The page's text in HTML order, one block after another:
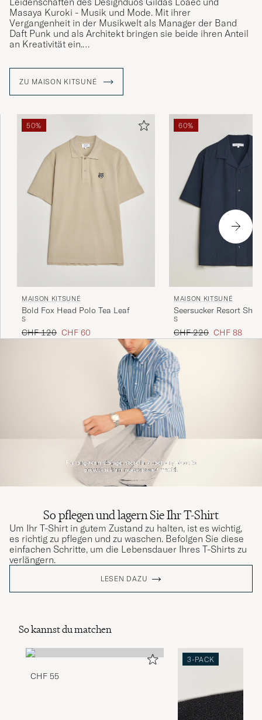
Masaya Kuroki - Musik und Mode. Mit ihrer
Vergangenheit in der Musikwelt als Manager der Band
Daft Punk und als Architekt bringen sie beide ihren Anteil
an Kreativität ein.
Die Marke zeichnet sich durch ihre Vielseitigkeit und ihr
modernes und innovatives Denken aus, das mit
zeitgemäßem Komfort und Einfachheit verbunden ist,
inspiriert von Großstädten wie Tokio und Paris. In allen
Ein Tier, das in Japan ein Symbol für Vielseitigkeit ist und
Kitsuné heißt.
ZU MAISON KITSUNÉ
50%
MAISON KITSUNÉ
Bold Fox Head Polo Tea Leaf
S
Regulärer Preis
CHF 120 Reduzierter Preis
CHF 60
60%
MAISON KITSUNÉ
Seersucker Resort
S
Regulärer Preis
CHF 220 Reduzierter
CHF 88
So pflegen und lagern Sie Ihr T-Shirt
Um Ihr T-Shirt in gutem Zustand zu halten, ist es wichtig,
es richtig zu pflegen und zu waschen. Befolgen Sie diese
einfachen Schritte, um die Lebensdauer Ihres T-Shirts zu
verlängern.
LESEN DAZU
So kannst du matchen
CHF 55
3-PACK